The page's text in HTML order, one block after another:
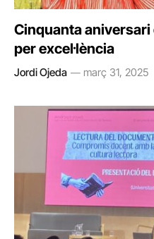
Cinquanta aniversari
per excel·lència
Jordi Ojeda març 31, 2025